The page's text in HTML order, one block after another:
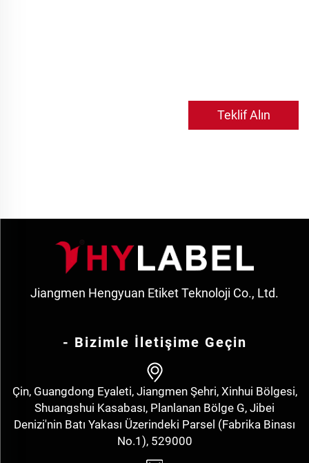
Teklif Alın
Jiangmen Hengyuan Etiket Teknoloji Co., Ltd.
- Bizimle İletişime Geçin
Çin, Guangdong Eyaleti, Jiangmen Şehri, Xinhui Bölgesi,
Shuangshui Kasabası, Planlanan Bölge G, Jibei
Denizi'nin Batı Yakası Üzerindeki Parsel (Fabrika Binası
No.1), 529000